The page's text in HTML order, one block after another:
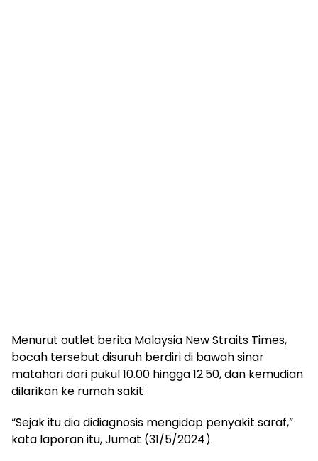
Menurut outlet berita Malaysia New Straits Times,
bocah tersebut disuruh berdiri di bawah sinar
matahari dari pukul 10.00 hingga 12.50, dan kemudian
dilarikan ke rumah sakit
“Sejak itu dia didiagnosis mengidap penyakit saraf,”
kata laporan itu, Jumat (31/5/2024).